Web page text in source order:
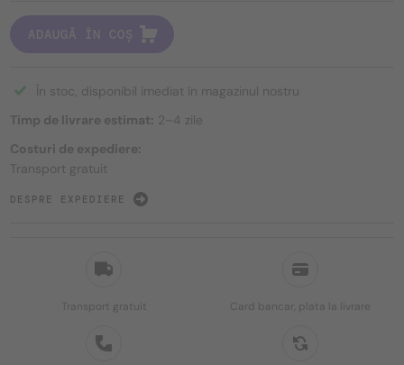
Transport gratuit Card bancar, plata la livrare
ADAUGĂ ÎN COȘ
În stoc, disponibil imediat în magazinul nostru
Timp de livrare estimat: 2–4 zile
Costuri de expediere:
Transport gratuit
DESPRE EXPEDIERE